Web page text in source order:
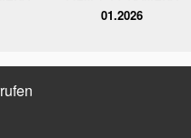
01.2026